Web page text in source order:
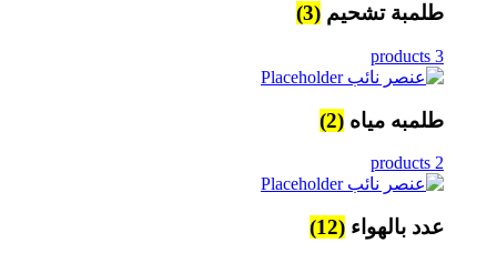
طلمبة تشحيم (3)
3 products
طلمبه مياه (2)
2 products
عدد بالهواء (12)